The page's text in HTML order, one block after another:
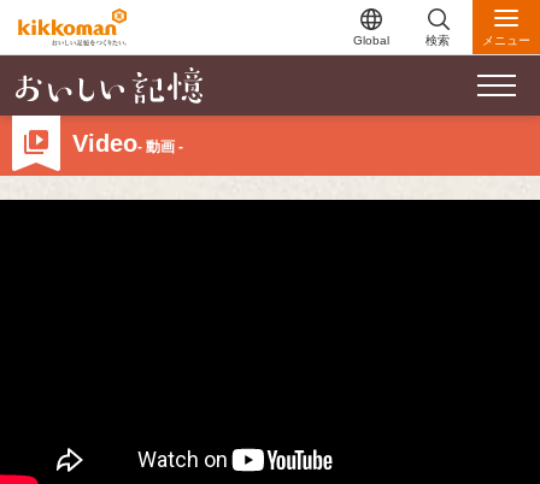
Global 検索 メニュー
Video- 動画 -